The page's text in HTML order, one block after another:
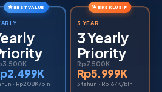
BEST VALUE
· Rp208K/bln
EKSKLUSIF
3 YEAR
3 Yearly
Priority
Rp7.500K
Rp5.999K
3 tahun · Rp167K/bln